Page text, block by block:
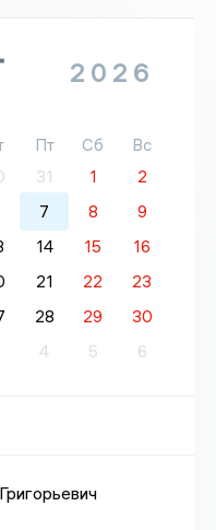
2026
Пт Сб
Вс
31 1
2
7 8
9
14 15
16
21 22
23
28 29
30
4 5 6